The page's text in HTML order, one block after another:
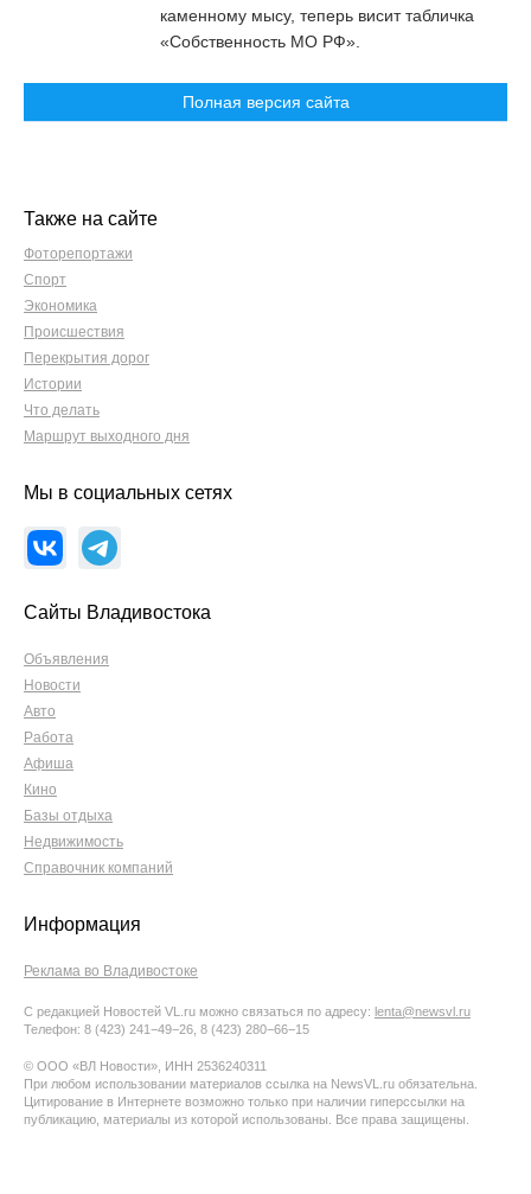
каменному мысу, теперь висит табличка
«Собственность МО РФ».
Полная версия сайта
Также на сайте
Фоторепортажи
Спорт
Экономика
Происшествия
Перекрытия дорог
Истории
Что делать
Маршрут выходного дня
Мы в социальных сетях
Сайты Владивостока
Объявления
Новости
Авто
Работа
Афиша
Кино
Базы отдыха
Недвижимость
Справочник компаний
Информация
Реклама во Владивостоке
С редакцией Новостей VL.ru можно связаться по адресу: lenta@newsvl.ru
Телефон: 8 (423) 241−49−26, 8 (423) 280−66−15
© ООО «ВЛ Новости», ИНН 2536240311
При любом использовании материалов ссылка на NewsVL.ru обязательна.
Цитирование в Интернете возможно только при наличии гиперссылки на
публикацию, материалы из которой использованы. Все права защищены.